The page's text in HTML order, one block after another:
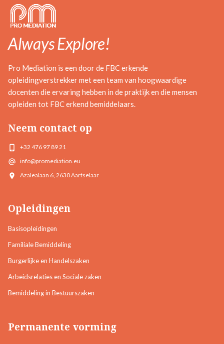
Always Explore!
Pro Mediation is een door de FBC erkende
opleidingverstrekker met een team van hoogwaardige
docenten die ervaring hebben in de praktijk en die mensen
opleiden tot FBC erkend bemiddelaars.
Neem contact op
+32 476 97 89 21
info@promediation.eu
Azalealaan 6, 2630 Aartselaar
Opleidingen
Basisopleidingen
Familiale Bemiddeling
Burgerlijke en Handelszaken
Arbeidsrelaties en Sociale zaken
Bemiddeling in Bestuurszaken
Permanente vorming